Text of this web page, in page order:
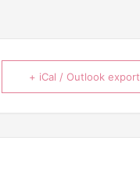
+ iCal / Outlook export